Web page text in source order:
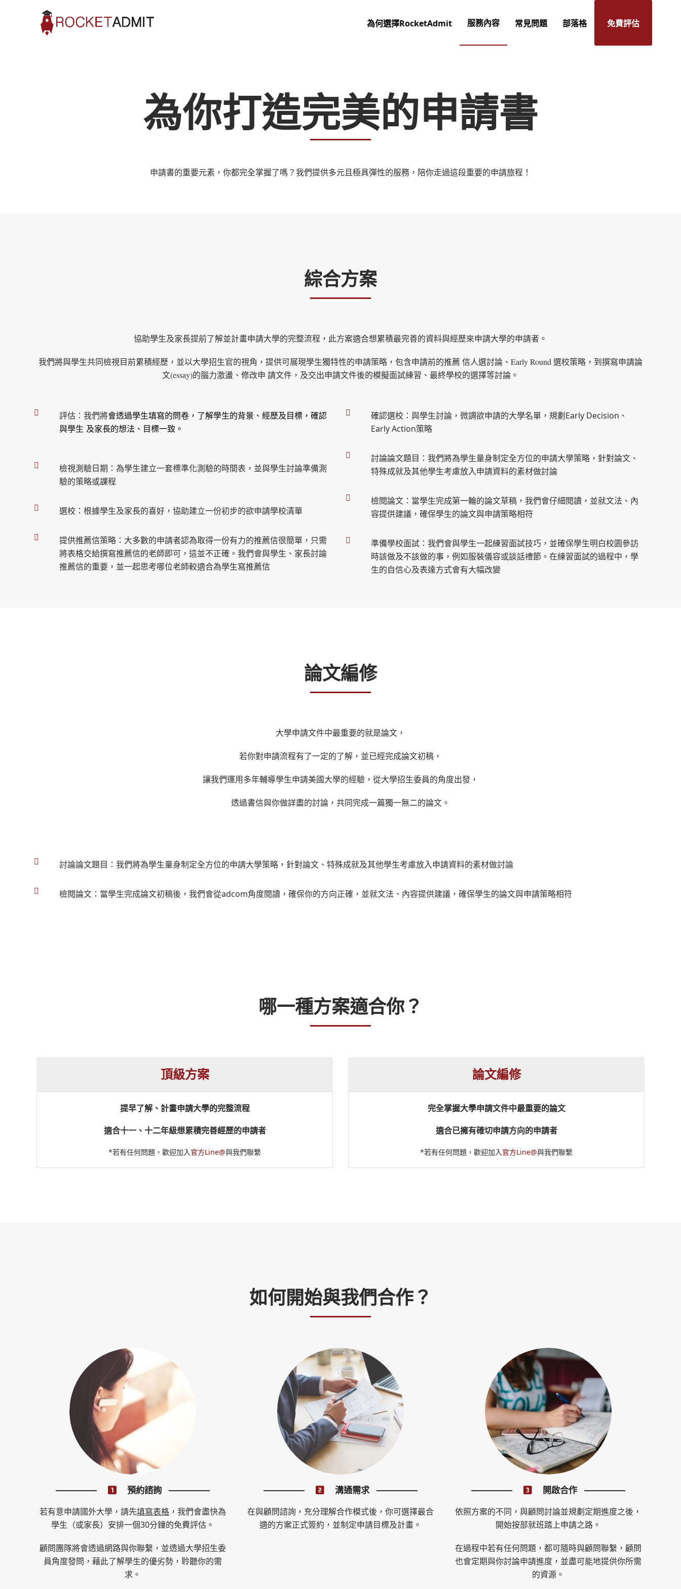
為何選擇RocketAdmit 服務內容 常見問題 部落格 免費評估
為你打造完美的申請書
申請書的重要元素，你都完全掌握了嗎？我們提供多元且極具彈性的服務，陪你走過這段重要的申請旅程！
綜合方案
協助學生及家長提前了解並計畫申請大學的完整流程，此方案適合想累積最完善的資料與經歷來申請大學的申請者。
我們將與學生共同檢視目前累積經歷，並以大學招生官的視角，提供可展現學生獨特性的申請策略，包含申請前的推薦 信人選討論、Early Round 選校策略，到撰寫申請論
文(essay)的腦力激盪、修改申 請文件，及交出申請文件後的模擬面試練習、最終學校的選擇等討論。
評估：我們將會透過學生填寫的問卷，了解學生的背景、經歷及目標，確認
與學生 及家長的想法、目標一致。
檢視測驗日期：為學生建立一套標準化測驗的時間表，並與學生討論準備測
驗的策略或課程
選校：根據學生及家長的喜好，協助建立一份初步的欲申請學校清單
提供推薦信策略：大多數的申請者認為取得一份有力的推薦信很簡單，只需
將表格交給撰寫推薦信的老師即可，這並不正確。我們會與學生、家長討論
推薦信的重要，並一起思考哪位老師較適合為學生寫推薦信
確認選校：與學生討論，微調欲申請的大學名單，規劃Early Decision、
Early Action策略
討論論文題目：我們將為學生量身制定全方位的申請大學策略，針對論文、
特殊成就及其他學生考慮放入申請資料的素材做討論
檢閱論文：當學生完成第一輪的論文草稿，我們會仔細閱讀，並就文法、內
容提供建議，確保學生的論文與申請策略相符
準備學校面試：我們會與學生一起練習面試技巧，並確保學生明白校園參訪
時該做及不該做的事，例如服裝儀容或談話禮節。在練習面試的過程中，學
生的自信心及表達方式會有大幅改變
論文編修
大學申請文件中最重要的就是論文，
若你對申請流程有了一定的了解，並已經完成論文初稿，
讓我們運用多年輔導學生申請美國大學的經驗，從大學招生委員的角度出發，
透過書信與你做詳盡的討論，共同完成一篇獨一無二的論文。
討論論文題目：我們將為學生量身制定全方位的申請大學策略，針對論文、特殊成就及其他學生考慮放入申請資料的素材做討論
檢閱論文：當學生完成論文初稿後，我們會從adcom角度閱讀，確保你的方向正確，並就文法、內容提供建議，確保學生的論文與申請策略相符
哪一種方案適合你？
頂級方案
提早了解、計畫申請大學的完整流程
適合十一、十二年級想累積完善經歷的申請者
*若有任何問題，歡迎加入官方Line@與我們聯繫
論文編修
完全掌握大學申請文件中最重要的論文
適合已擁有確切申請方向的申請者
*若有任何問題，歡迎加入官方Line@與我們聯繫
如何開始與我們合作？
預約諮詢
若有意申請國外大學，請先填寫表格 ，我們會盡快為
學生（或家長）安排一個30分鐘的免費評估。
顧問團隊將會透過網路與你聯繫，並透過大學招生委
員角度發問，藉此了解學生的優劣勢，聆聽你的需
求。
溝通需求
在與顧問諮詢，充分理解合作模式後，你可選擇最合
適的方案正式簽約，並制定申請目標及計畫。
開啟合作
依照方案的不同，與顧問討論並規劃定期進度之後，
開始按部就班踏上申請之路。
在過程中若有任何問題，都可隨時與顧問聯繫，顧問
也會定期與你討論申請進度，並盡可能地提供你所需
的資源。